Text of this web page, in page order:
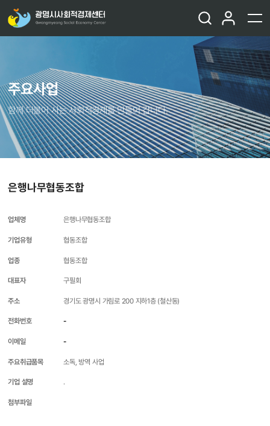
주요사업
함께 더불어 사는 사회적경제를 만들어 갑니다.
은행나무협동조합
업체명 은행나무협동조합
기업유형 협동조합
업종 협동조합
대표자 구필회
주소 경기도 광명시 가림로 200 지하1층 (철산동)
전화번호 -
이메일 -
주요취급품목 소독, 방역 사업
기업 설명 .
첨부파일